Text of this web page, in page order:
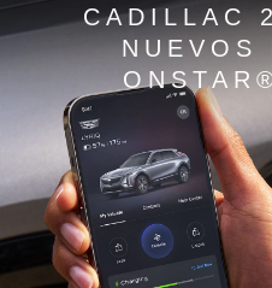
CADILLAC
NUEVOS